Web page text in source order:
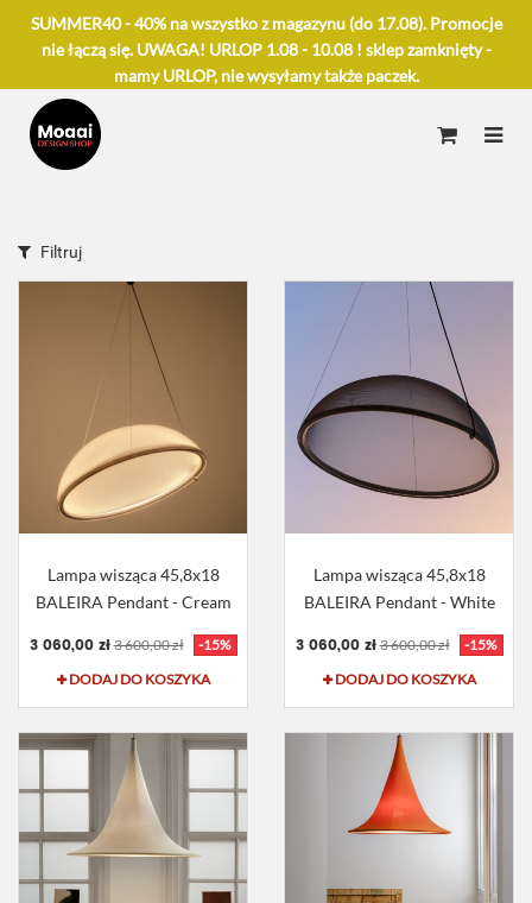
SUMMER40 - 40% na wszystko z magazynu (do 17.08). Promocje
nie łączą się. UWAGA! URLOP 1.08 - 10.08 ! sklep zamknięty -
mamy URLOP, nie wysyłamy także paczek.
Filtruj
Lampa wisząca 45,8x18
BALEIRA Pendant - Cream
3 060,00 zł 3 600,00 zł
-15%
DODAJ DO KOSZYKA
Lampa wisząca 45,8x18
BALEIRA Pendant - White
3 060,00 zł 3 600,00 zł
-15%
DODAJ DO KOSZYKA